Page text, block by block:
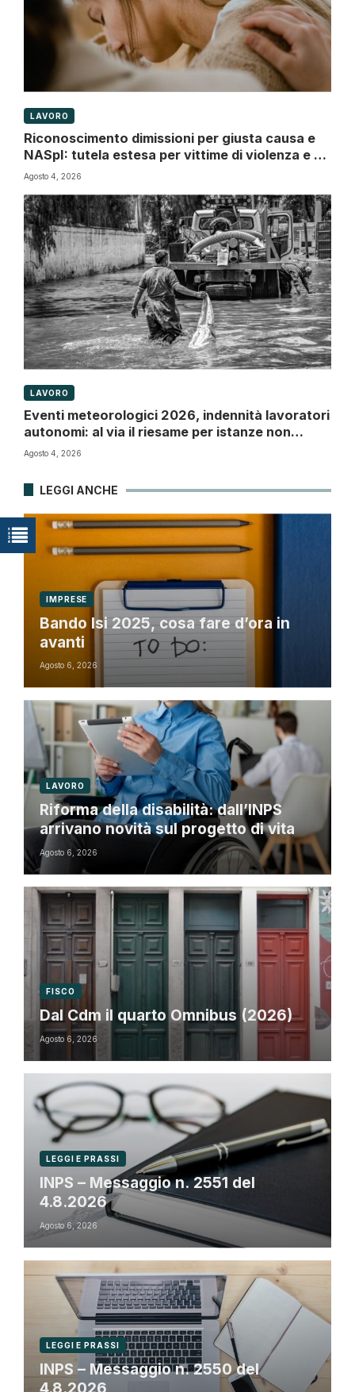
LAVORO
Riconoscimento dimissioni per giusta causa e
NASpI: tutela estesa per vittime di violenza e di
atti persecutori
Agosto 4, 2026
LAVORO
Eventi meteorologici 2026, indennità lavoratori
autonomi: al via il riesame per istanze non
accolte
Agosto 4, 2026
LEGGI ANCHE
IMPRESE
Bando Isi 2025, cosa fare d’ora in
avanti
Agosto 6, 2026
LAVORO
Riforma della disabilità: dall’INPS
arrivano novità sul progetto di vita
Agosto 6, 2026
FISCO
Dal Cdm il quarto Omnibus (2026)
Agosto 6, 2026
LEGGI E PRASSI
INPS – Messaggio n. 2551 del
4.8.2026
Agosto 6, 2026
LEGGI E PRASSI
INPS – Messaggio n. 2550 del